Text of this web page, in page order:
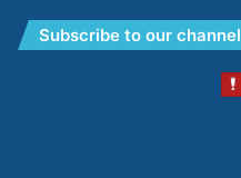
Subscribe to our channel